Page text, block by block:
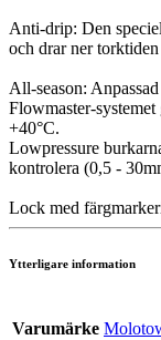
Anti-drip: Den
och drar ner
All-season:
Flowmaster-
+40°C.
Lowpressure
kontrolera (0,5 -
Lock med
Ytterligare information
Varumärke